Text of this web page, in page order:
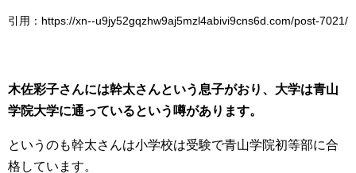
引用：https://xn--u9jy52gqzhw9aj5mzl4abivi9cns6d.com/post-7021/
木佐彩子さんには幹太さんという息子がおり、大学は青山
学院大学に通っているという噂があります。
というのも幹太さんは小学校は受験で青山学院初等部に合
格しています。